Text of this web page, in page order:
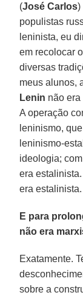
(José Carlos)
populistas
leninista, eu
em recolocar
diversas
meus alunos,
Lenin não
A operação
leninismo,
leninismo-
ideologia;
era
era estalinista.
E para
não era
Exatamente.
sobre a